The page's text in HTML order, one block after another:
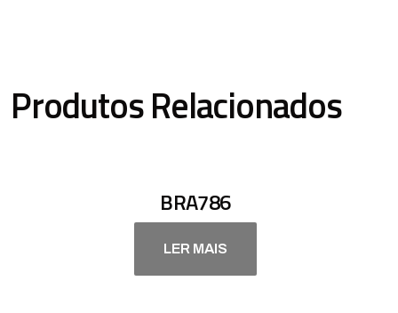
Produtos Relacionados
BRA786
LER MAIS